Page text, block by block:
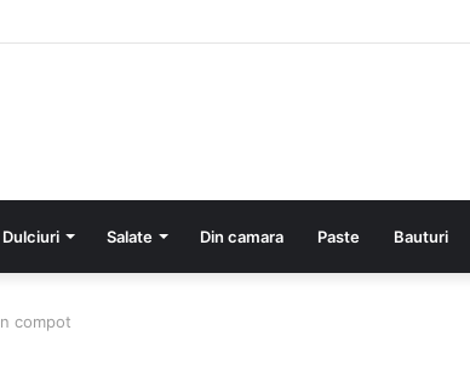
cu cartofi si smantana la cuptor
Dulciuri Salate Din camara Paste Bauturi
compot